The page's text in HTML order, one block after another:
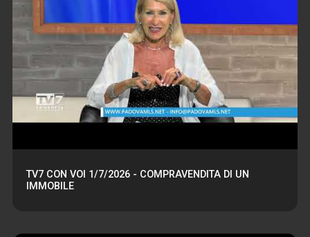
TV7 CON VOI 1/7/2026 - COMPRAVENDITA DI UN
IMMOBILE